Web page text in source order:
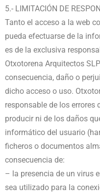
5.- LIMITACIÓN DE
Tanto el acceso a la web
pueda efectuarse de la
es de la exclusiva
Otxotorena Arquitectos
consecuencia, daño o
dicho acceso o uso.
responsable de los errores
producir ni de los daños
informático del usuario
ficheros o documentos
consecuencia de:
– la presencia de un virus
sea utilizado para la